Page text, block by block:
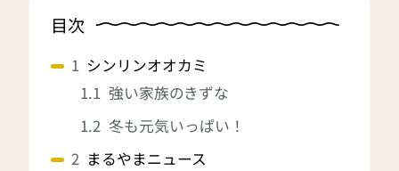
目次
シンリンオオカミ
強い家族のきずな
冬も元気いっぱい！
まるやまニュース